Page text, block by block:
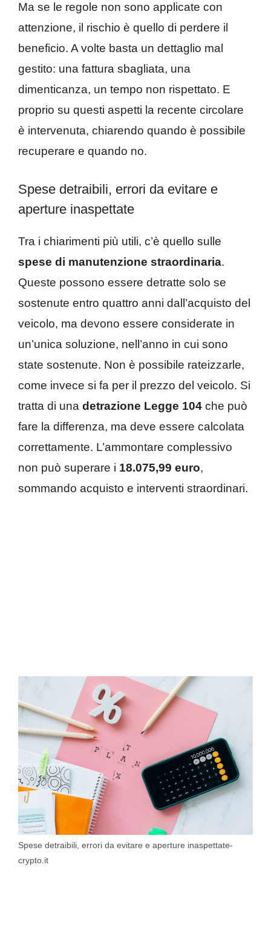
Ma se le regole non sono applicate con
attenzione, il rischio è quello di perdere il
beneficio. A volte basta un dettaglio mal
gestito: una fattura sbagliata, una
dimenticanza, un tempo non rispettato. E
proprio su questi aspetti la recente circolare
è intervenuta, chiarendo quando è possibile
recuperare e quando no.
Spese detraibili, errori da evitare e
aperture inaspettate
Tra i chiarimenti più utili, c’è quello sulle
spese di manutenzione straordinaria.
Queste possono essere detratte solo se
sostenute entro quattro anni dall’acquisto del
veicolo, ma devono essere considerate in
un’unica soluzione, nell’anno in cui sono
state sostenute. Non è possibile rateizzarle,
come invece si fa per il prezzo del veicolo. Si
tratta di una detrazione Legge 104 che può
fare la differenza, ma deve essere calcolata
correttamente. L’ammontare complessivo
non può superare i 18.075,99 euro,
sommando acquisto e interventi straordinari.
Spese detraibili, errori da evitare e aperture inaspettate-
crypto.it